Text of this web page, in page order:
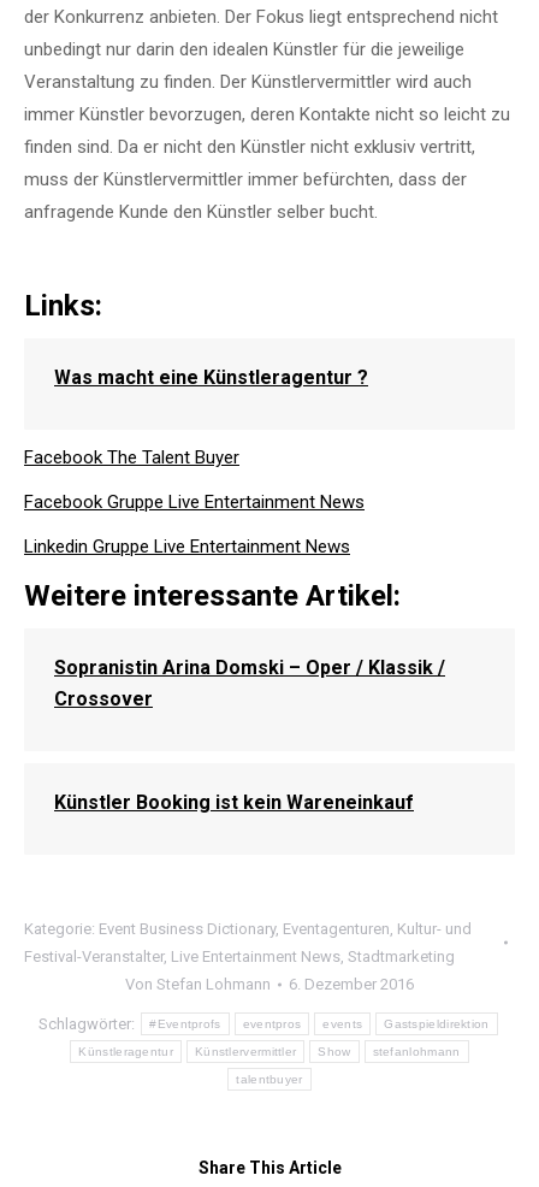
der Konkurrenz anbieten. Der Fokus liegt entsprechend nicht
unbedingt nur darin den idealen Künstler für die jeweilige
Veranstaltung zu finden. Der Künstlervermittler wird auch
immer Künstler bevorzugen, deren Kontakte nicht so leicht zu
finden sind. Da er nicht den Künstler nicht exklusiv vertritt,
muss der Künstlervermittler immer befürchten, dass der
anfragende Kunde den Künstler selber bucht.
Links:
Was macht eine Künstleragentur ?
Facebook The Talent Buyer
Facebook Gruppe Live Entertainment News
Linkedin Gruppe Live Entertainment News
Weitere interessante Artikel:
Sopranistin Arina Domski – Oper / Klassik /
Crossover
Künstler Booking ist kein Wareneinkauf
Kategorie: Event Business Dictionary, Eventagenturen, Kultur- und
Festival-Veranstalter, Live Entertainment News, Stadtmarketing
Von Stefan Lohmann 6. Dezember 2016
Schlagwörter: #Eventprofs eventpros events Gastspieldirektion
Künstleragentur Künstlervermittler Show stefanlohmann
talentbuyer
Share This Article